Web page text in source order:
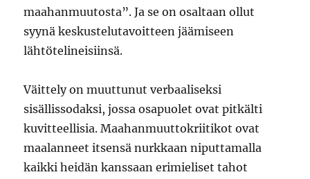
maahanmuutosta”. Ja se on osaltaan ollut
syynä keskustelutavoitteen jäämiseen
lähtötelineisiinsä.
Väittely on muuttunut verbaaliseksi
sisällissodaksi, jossa osapuolet ovat pitkälti
kuvitteellisia. Maahanmuuttokriitikot ovat
maalanneet itsensä nurkkaan niputtamalla
kaikki heidän kanssaan erimieliset tahot